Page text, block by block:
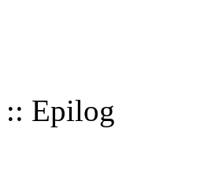
:: Epilog